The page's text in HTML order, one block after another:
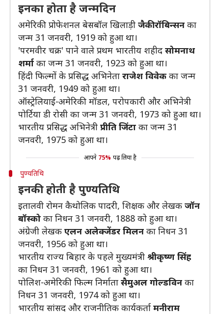
इनका होता है जन्मदिन
अमेरिकी प्रोफेशनल बेसबॉल खिलाड़ी जैकी रॉबिन्सन का
जन्म 31 जनवरी, 1919 को हुआ था।
'परमवीर चक्र' पाने वाले प्रथम भारतीय शहीद सोमनाथ
शर्मा का जन्म 31 जनवरी, 1923 को हुआ था।
हिंदी फिल्मों के प्रसिद्ध अभिनेता राजेश विवेक का जन्म
31 जनवरी, 1949 को हुआ था।
ऑस्ट्रेलियाई-अमेरिकी मॉडल, परोपकारी और अभिनेत्री
पोर्टिया डी रोसी का जन्म 31 जनवरी, 1973 को हुआ था।
भारतीय प्रसिद्ध अभिनेत्री प्रीति जिंटा का जन्म 31
जनवरी, 1975 को हुआ था।
आपने 75% पढ़ लिया है
पुण्यतिथि
इनकी होती है पुण्यतिथि
इतालवी रोमन कैथोलिक पादरी, शिक्षक और लेखक जॉन
बॉस्को का निधन 31 जनवरी, 1888 को हुआ था।
अंग्रेजी लेखक एलन अलेक्जेंडर मिलन का निधन 31
जनवरी, 1956 को हुआ था।
भारतीय राज्य बिहार के पहले मुख्यमंत्री श्रीकृष्ण सिंह
का निधन 31 जनवरी, 1961 को हुआ था।
पोलिश-अमेरिकी फिल्म निर्माता सैमुअल गोल्डविन का
निधन 31 जनवरी, 1974 को हुआ था।
भारतीय सांसद और राजनीतिक कार्यकर्ता मनीराम